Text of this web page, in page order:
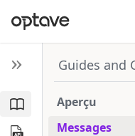
Guides and
Aperçu
Messages